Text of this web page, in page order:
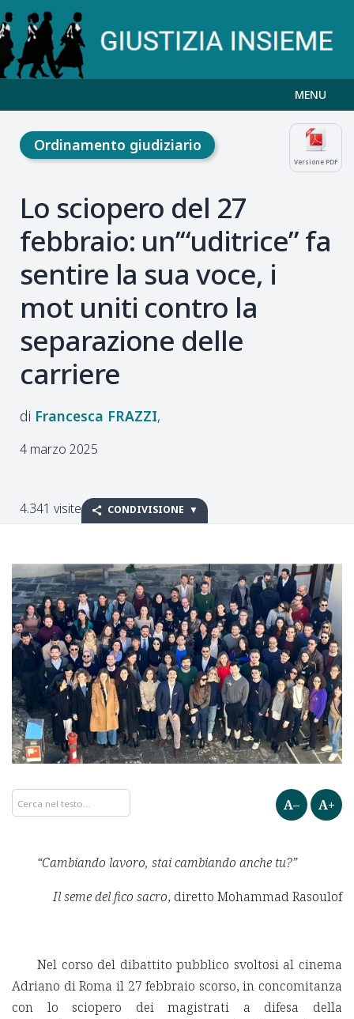
MENU
Versione PDF
Ordinamento giudiziario
Lo sciopero del 27
febbraio: un’“uditrice” fa
sentire la sua voce, i
mot uniti contro la
separazione delle
carriere
Francesca FRAZZI
4 marzo 2025
4.341 visite CONDIVISIONE
A– A+
“Cambiando lavoro, stai cambiando anche tu?”
Il seme del fico sacro, diretto Mohammad Rasoulof
Nel corso del dibattito pubblico svoltosi al cinema
Adriano di Roma il 27 febbraio scorso, in concomitanza
con lo sciopero dei magistrati a difesa della